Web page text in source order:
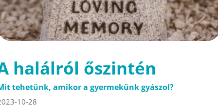
halálról őszintén
tehetünk, amikor a gyermekünk gyászol?
10-28